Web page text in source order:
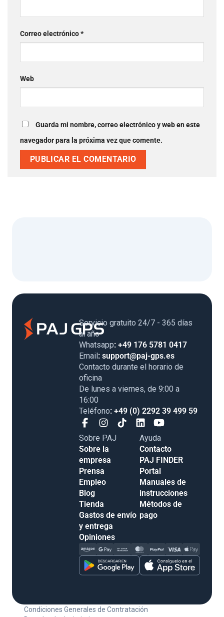
Correo electrónico*
Web
Guarda mi nombre, correo electrónico y web en este
navegador para la próxima vez que comente.
Servicio gratuito 24/7 - 365 días
al año
Whatsapp: +49 176 5781 0417
Email: support@paj-gps.es
Contacto durante el horario de
oficina
De lunes a viernes, de 9:00 a
16:00
Teléfono: +49 (0) 2292 39 499 59
Sobre PAJ
Sobre la
empresa
Prensa
Empleo
Blog
Tienda
Gastos de envío
y entrega
Opiniones
Ayuda
Contacto
PAJ FINDER
Portal
Manuales de
instrucciones
Métodos de
pago
Condiciones Generales de Contratación